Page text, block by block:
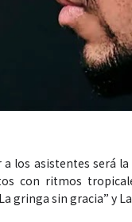
los asistentes será
con ritmos
gringa sin gracia” y